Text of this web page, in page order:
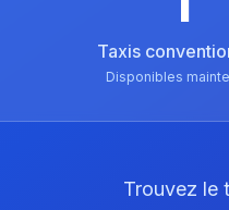
Taxis
Disponibles
Trouvez le